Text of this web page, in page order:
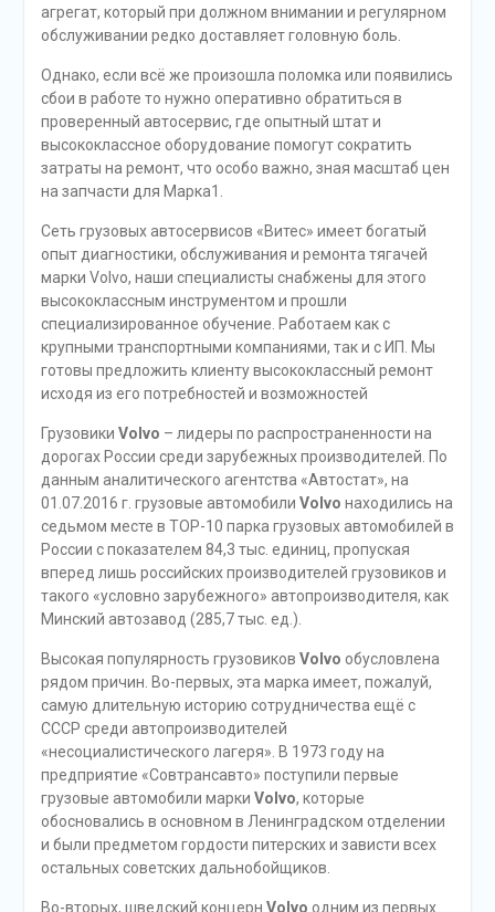
агрегат, который при должном внимании и регулярном
обслуживании редко доставляет головную боль.
Однако, если всё же произошла поломка или появились
сбои в работе то нужно оперативно обратиться в
проверенный автосервис, где опытный штат и
высококлассное оборудование помогут сократить
затраты на ремонт, что особо важно, зная масштаб цен
на запчасти для Марка1.
Сеть грузовых автосервисов «Витес» имеет богатый
опыт диагностики, обслуживания и ремонта тягачей
марки Volvo, наши специалисты снабжены для этого
высококлассным инструментом и прошли
специализированное обучение. Работаем как с
крупными транспортными компаниями, так и с ИП. Мы
готовы предложить клиенту высококлассный ремонт
исходя из его потребностей и возможностей
Грузовики Volvo – лидеры по распространенности на
дорогах России среди зарубежных производителей. По
данным аналитического агентства «Автостат», на
01.07.2016 г. грузовые автомобили Volvo находились на
седьмом месте в TOP-10 парка грузовых автомобилей в
России с показателем 84,3 тыс. единиц, пропуская
вперед лишь российских производителей грузовиков и
такого «условно зарубежного» автопроизводителя, как
Минский автозавод (285,7 тыс. ед.).
Высокая популярность грузовиков Volvo обусловлена
рядом причин. Во-первых, эта марка имеет, пожалуй,
самую длительную историю сотрудничества ещё с
СССР среди автопроизводителей
«несоциалистического лагеря». В 1973 году на
предприятие «Совтрансавто» поступили первые
грузовые автомобили марки Volvo, которые
обосновались в основном в Ленинградском отделении
и были предметом гордости питерских и зависти всех
остальных советских дальнобойщиков.
Во-вторых, шведский концерн Volvo одним из первых